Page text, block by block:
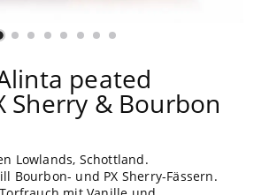
peated
Sherry & Bourbon
Lowlands, Schottland.
Bourbon- und PX Sherry-Fässern.